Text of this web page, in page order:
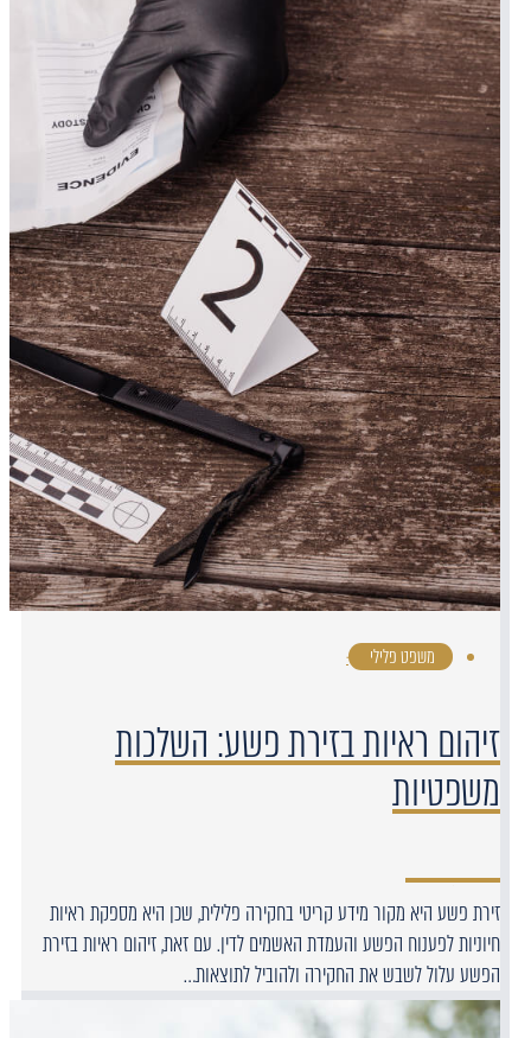
משפט פלילי ·
זיהום ראיות בזירת פשע: השלכות
משפטיות
זירת פשע היא מקור מידע קריטי בחקירה פלילית, שכן היא מספקת ראיות
חיוניות לפענוח הפשע והעמדת האשמים לדין. עם זאת, זיהום ראיות בזירת
הפשע עלול לשבש את החקירה ולהוביל לתוצאות…